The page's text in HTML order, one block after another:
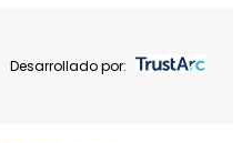
Desarrollado por: